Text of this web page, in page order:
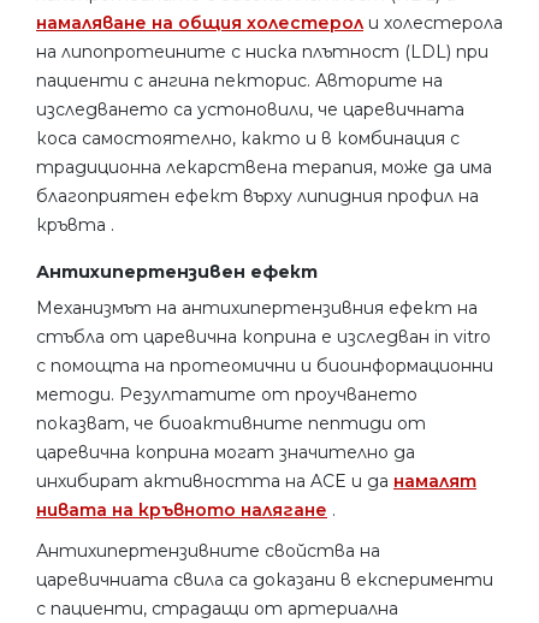
намаляване на общия холестерол и холестерола
на липопротеините с ниска плътност (LDL) при
пациенти с ангина пекторис. Авторите на
изследването са устоновили, че царевичната
коса самостоятелно, както и в комбинация с
традиционна лекарствена терапия, може да има
благоприятен ефект върху липидния профил на
кръвта .
Антихипертензивен ефект
Механизмът на антихипертензивния ефект на
стъбла от царевична коприна е изследван in vitro
с помощта на протеомични и биоинформационни
методи. Резултатите от проучването
показват, че биоактивните пептиди от
царевична коприна могат значително да
инхибират активността на ACE и да намалят
нивата на кръвното налягане .
Антихипертензивните свойства на
царевичниата свила са доказани в експерименти
с пациенти, страдащи от артериална